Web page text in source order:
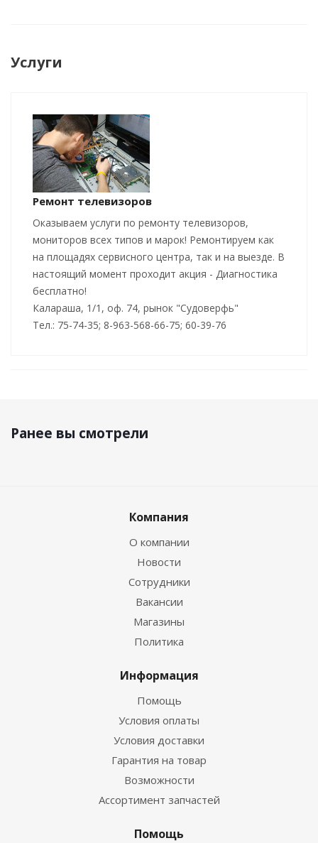
Услуги
Ремонт телевизоров
Оказываем услуги по ремонту телевизоров,
мониторов всех типов и марок! Ремонтируем как
на площадях сервисного центра, так и на выезде. В
настоящий момент проходит акция - Диагностика
бесплатно!
Калараша, 1/1, оф. 74, рынок "Судоверфь"
Тел.: 75-74-35; 8-963-568-66-75; 60-39-76
Ранее вы смотрели
Компания
О компании
Новости
Сотрудники
Вакансии
Магазины
Политика
Информация
Помощь
Условия оплаты
Условия доставки
Гарантия на товар
Возможности
Ассортимент запчастей
Помощь